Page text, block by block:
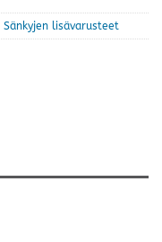
Sänkyjen lisävarusteet